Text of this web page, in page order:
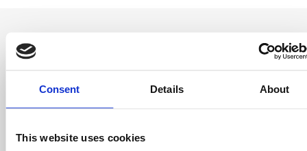
Consent Details About
This website uses cookies
Entérate antes
que nadie